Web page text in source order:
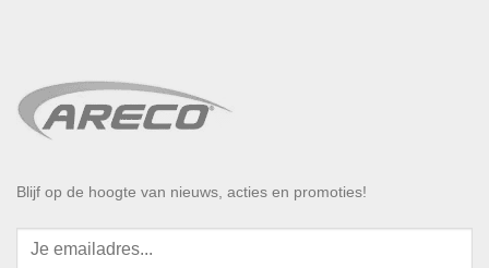
Blijf op de hoogte van nieuws, acties en promoties!